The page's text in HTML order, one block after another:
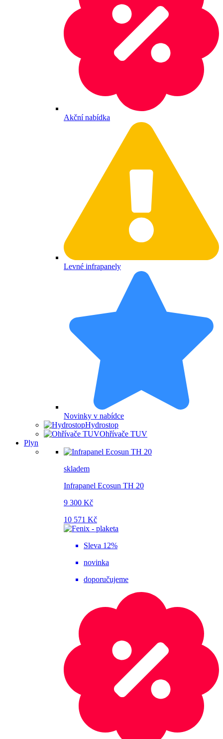
Akční nabídka
Levné infrapanely
Novinky v nabídce
Hydrostop
Ohřívače TUV
Plyn
skladem
Infrapanel Ecosun TH 20
9 300 Kč
10 571 Kč
Sleva 12%
novinka
doporučujeme